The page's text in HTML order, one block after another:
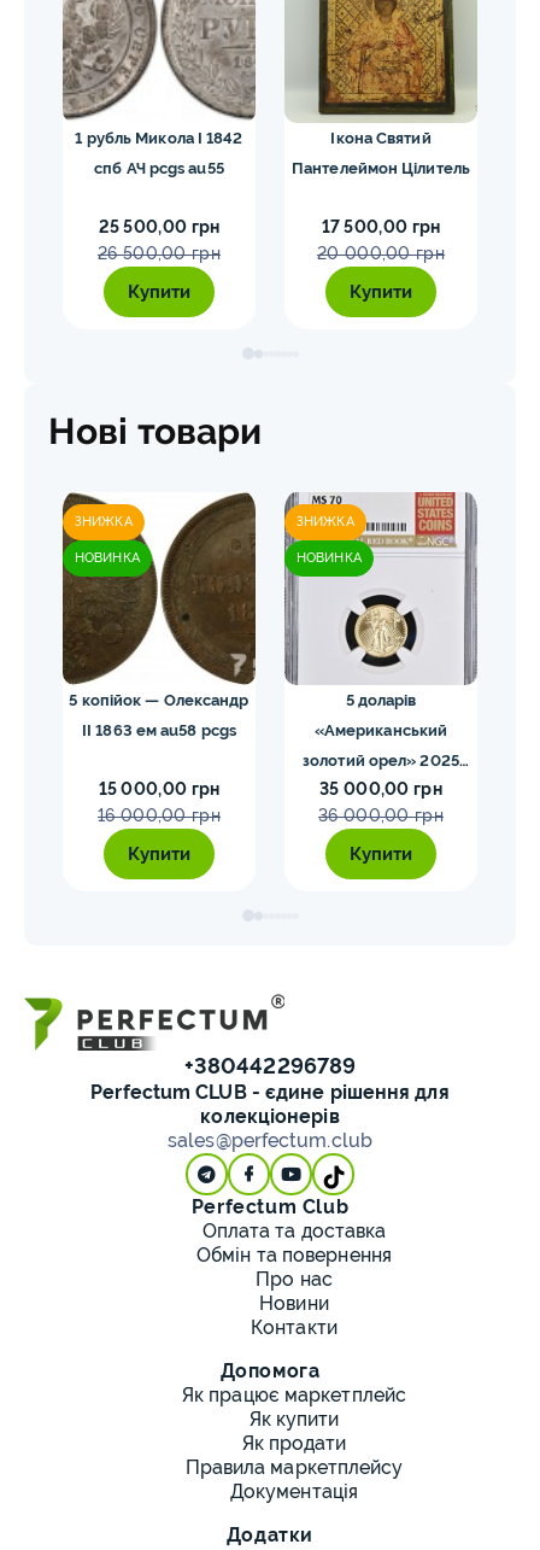
1 рубль Микола I 1842
спб АЧ pcgs au55
25 500,00 грн
26 500,00 грн
Купити
Ікона Святий
Пантелеймон Цілитель
17 500,00 грн
20 000,00 грн
Купити
Нові товари
ЗНИЖКА
НОВИНКА
5 копійок — Олександр
II 1863 ем au58 pcgs
15 000,00 грн
16 000,00 грн
Купити
ЗНИЖКА
НОВИНКА
5 доларів
«Американський
золотий орел» 2025
MS70 NGC орел тип2
35 000,00 грн
36 000,00 грн
Купити
+380442296789
Perfectum CLUB - єдине рішення для
колекціонерів
sales@perfectum.club
Perfectum Club
Оплата та доставка
Обмін та повернення
Про нас
Новини
Контакти
Допомога
Як працює маркетплейс
Як купити
Як продати
Правила маркетплейсу
Документація
Додатки